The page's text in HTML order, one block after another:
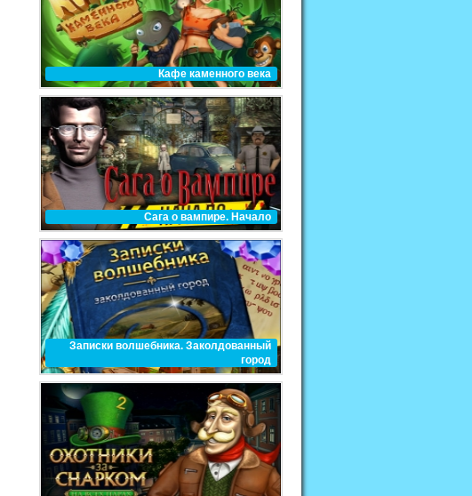
Кафе каменного века
Сага о вампире. Начало
Записки волшебника. Заколдованный
город